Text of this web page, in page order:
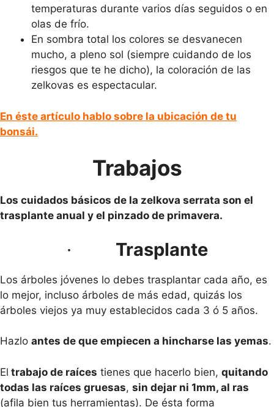
temperaturas durante varios días seguidos o en
olas de frío.
En sombra total los colores se desvanecen
mucho, a pleno sol (siempre cuidando de los
riesgos que te he dicho), la coloración de las
zelkovas es espectacular.
En éste artículo hablo sobre la ubicación de tu
bonsái.
Trabajos
Los cuidados básicos de la zelkova serrata son el
trasplante anual y el pinzado de primavera.
· Trasplante
Los árboles jóvenes lo debes trasplantar cada año, es
lo mejor, incluso árboles de más edad, quizás los
árboles viejos ya muy establecidos cada 3 ó 5 años.
Hazlo antes de que empiecen a hincharse las yemas.
El trabajo de raíces tienes que hacerlo bien, quitando
todas las raíces gruesas, sin dejar ni 1mm, al ras
(afila bien tus herramientas). De ésta forma